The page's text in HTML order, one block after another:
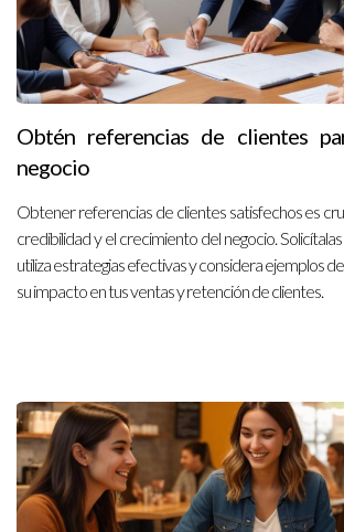
Obtén referencias de clientes
negocio
Obtener referencias de clientes satisfechos es
credibilidad y el crecimiento del negocio.
utiliza estrategias efectivas y considera ejemplos
su impacto en tus ventas y retención de clientes.